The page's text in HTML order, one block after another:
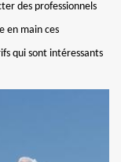
des professionnels
en main ces
qui sont intéressants